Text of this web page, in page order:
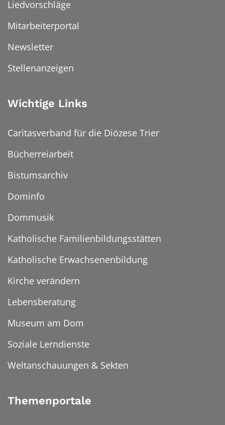
Liedvorschläge
Mitarbeiterportal
Newsletter
Stellenanzeigen
Wichtige Links
Caritasverband für die Diözese Trier
Bücherreiarbeit
Bistumsarchiv
Dominfo
Dommusik
Katholische Familienbildungsstätten
Katholische Erwachsenenbildung
Kirche verändern
Lebensberatung
Museum am Dom
Soziale Lerndienste
Weltanschauungen & Sekten
Themenportale